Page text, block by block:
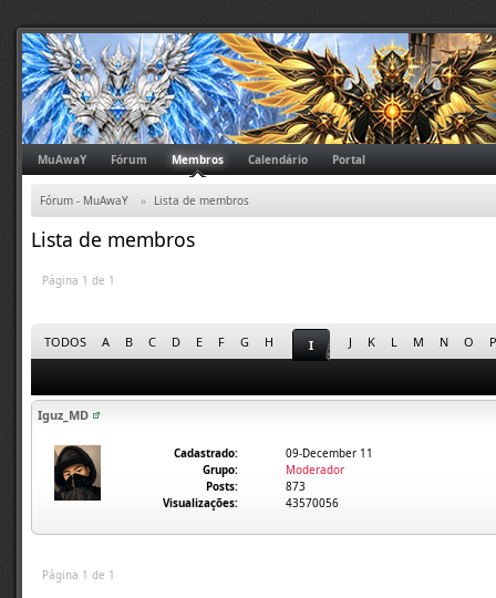
MuAwaY Fórum Membros Calendário Portal
Fórum - MuAwaY » Lista de membros
Lista de membros
Página 1 de 1
TODOS A B C D E F G H I J K L M N O P
Iguz_MD
Cadastrado:
09-December 11
Grupo:
Moderador
Posts:
873
Visualizações:
43570056
Página 1 de 1